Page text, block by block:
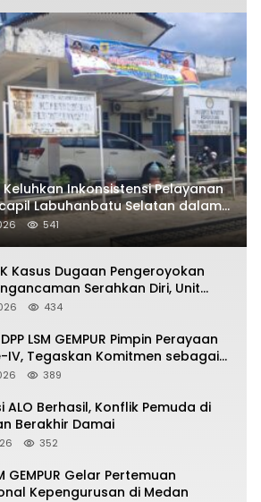
Inkonsistensi Pelayanan
Labuhanbatu Selatan dalam
KK Rusak
541
Kasus Dugaan Pengeroyokan
Serahkan Diri, Unit
Polsek Lolowau Tuntaskan
434
LSM GEMPUR Pimpin Perayaan
IV, Tegaskan Komitmen sebagai
dan Corong Aspirasi
389
ALO Berhasil, Konflik Pemuda di
Berakhir Damai
352
GEMPUR Gelar Pertemuan
Kepengurusan di Medan